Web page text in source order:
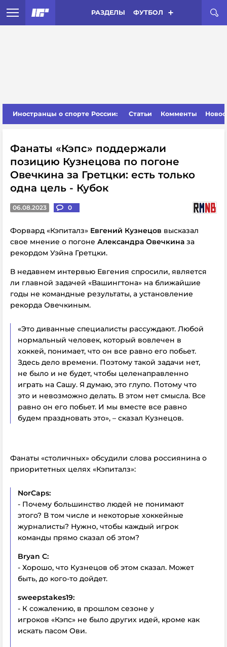
РАЗДЕЛЫ ФУТБОЛ
Иностранцы о спорте России: Статьи Комменты
Фанаты «Кэпс» поддержали
позицию Кузнецова по погоне
Овечкина за Гретцки: есть только
одна цель - Кубок
06.08.2023 0
Форвард «Кэпиталз» Евгений Кузнецов высказал
свое мнение о погоне Александра Овечкина за
рекордом Уэйна Гретцки.
В недавнем интервью Евгения спросили, является
ли главной задачей «Вашингтона» на ближайшие
годы не командные результаты, а установление
рекорда Овечкиным.
«Это диванные специалисты рассуждают. Любой
нормальный человек, который вовлечен в
хоккей, понимает, что он все равно его побьет.
Здесь дело времени. Поэтому такой задачи нет,
не было и не будет, чтобы целенаправленно
играть на Сашу. Я думаю, это глупо. Потому что
это и невозможно делать. В этом нет смысла. Все
равно он его побьет. И мы вместе все равно
будем праздновать это», – сказал Кузнецов.
Фанаты «столичных» обсудили слова россиянина о
приоритетных целях «Кэпиталз»:
NorCaps:
- Почему большинство людей не понимают
этого? В том числе и некоторые хоккейные
журналисты? Нужно, чтобы каждый игрок
команды прямо сказал об этом?
Bryan C:
- Хорошо, что Кузнецов об этом сказал. Может
быть, до кого-то дойдет.
sweepstakes19:
- К сожалению, в прошлом сезоне у
игроков «Кэпс» не было других идей, кроме как
искать пасом Ови.